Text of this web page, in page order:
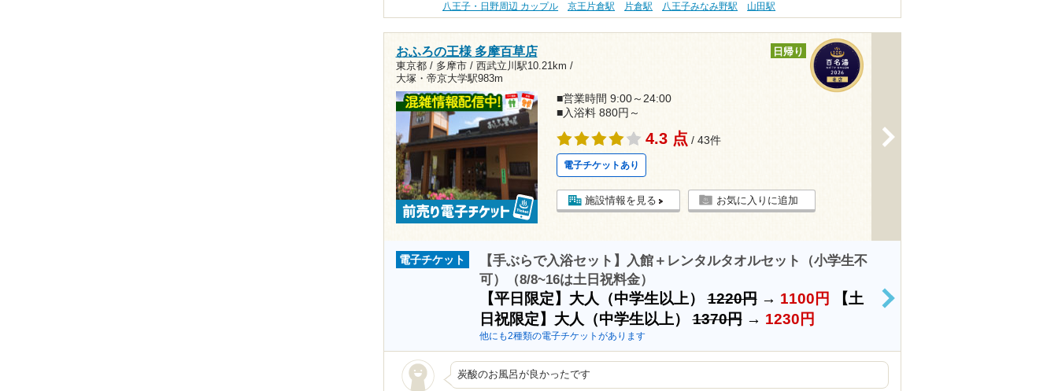
八王子・日野周辺 カップル
京王片倉駅 片倉駅 八王子みなみ野駅 山田駅
おふろの王様 多摩百草店
東京都 / 多摩市 / 西武立川駅10.21km /
大塚・帝京大学駅983m
日帰り
■営業時間 9:00～24:00
■入浴料 880円～
4.3 点 / 43件
電子チケットあり
施設情報を見る お気に入りに追加
電子チケット
【手ぶらで入浴セット】入館＋レンタルタオルセット（小学生不
可）（8/8~16は土日祝料金）
【平日限定】大人（中学生以上）1220円→ 1100円
【土
日祝限定】大人（中学生以上）1370円→ 1230円
他にも2種類の電子チケットがあります
>
炭酸のお風呂が良かったです